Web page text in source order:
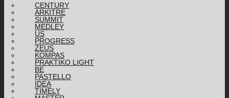
CENTURY
ARKITRE
SUMMIT
MEDLEY
US
PROGRESS
ZEUS
KOMPAS
PRAKTIKO LIGHT
BE
PASTELLO
IDEA
TIMELY